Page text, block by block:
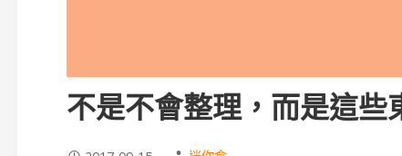
不是不會整理，而是這些